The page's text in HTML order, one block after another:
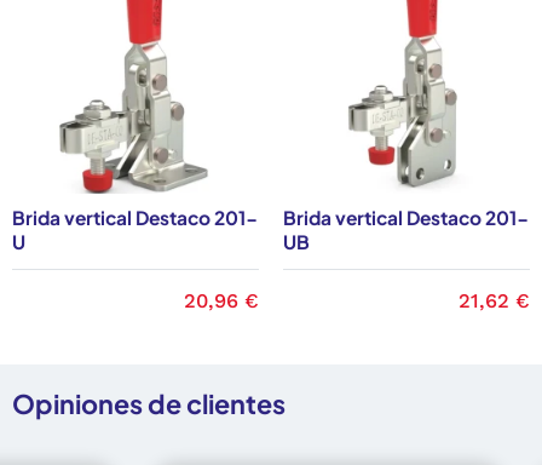
Brida vertical Destaco 201-
U
Precio
20,96 €
Brida vertical Destaco 201-
UB
Precio
21,62 €
Opiniones de clientes